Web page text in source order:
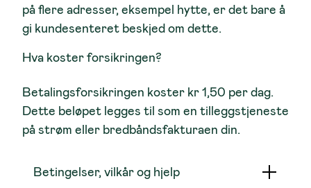
på flere adresser, eksempel hytte, er det bare å
gi kundesenteret beskjed om dette.
Hva koster forsikringen?
Betalingsforsikringen koster kr 1,50 per dag.
Dette beløpet legges til som en tilleggstjeneste
på strøm eller bredbåndsfakturaen din.
Betingelser, vilkår og hjelp